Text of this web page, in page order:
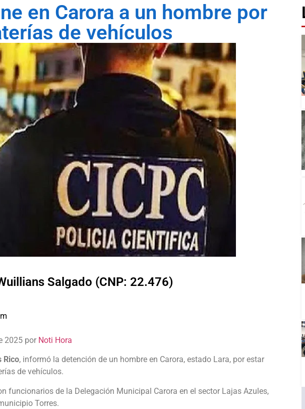
en Carora a un hombre por
de vehículos
Salgado (CNP: 22.476)
2025 por Noti Hora
Rico, informó la detención de un hombre en Carora, estado Lara, por estar
de vehículos.
funcionarios de la Delegación Municipal Carora en el sector Lajas Azules,
Torres.